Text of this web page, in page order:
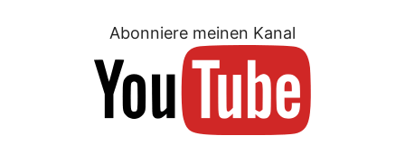
Abonniere meinen Kanal